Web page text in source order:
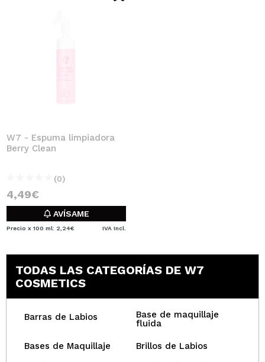
W7 - Espuma limpiadora
Berry Clean
(0)
4,49€
AVÍSAME
Precio x 100 ml: 2,24€ IVA Incl.
TODAS LAS CATEGORÍAS DE W7
COSMETICS
Barras de Labios
Base de maquillaje
fluida
Bases de Maquillaje Brillos de Labios